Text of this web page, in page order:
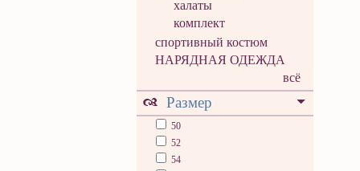
халаты
комплект
спортивный костюм
НАРЯДНАЯ ОДЕЖДА
всё
Размер
50
52
54